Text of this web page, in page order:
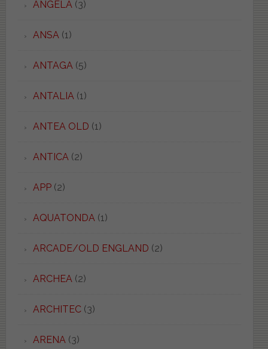
ANGELA (3)
ANSA (1)
ANTAGA (5)
ANTALIA (1)
ANTEA OLD (1)
ANTICA (2)
APP(2)
AQUATONDA (1)
ARCADE/OLD ENGLAND (2)
ARCHEA (2)
ARCHITEC(3)
ARENA (3)